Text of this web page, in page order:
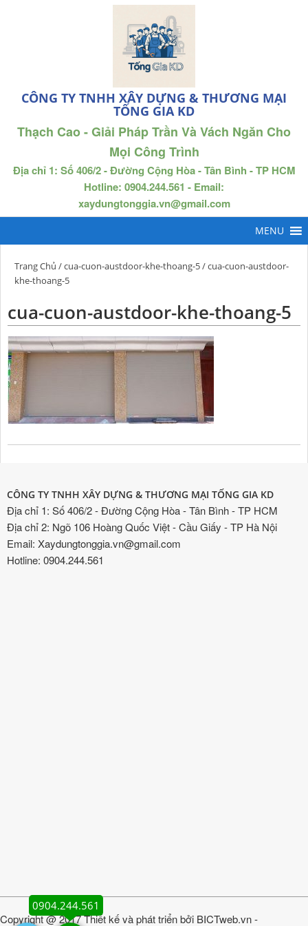
CÔNG TY TNHH XÂY DỰNG & THƯƠNG MẠI
TỐNG GIA KD
Thạch Cao - Giải Pháp Trần Và Vách Ngăn Cho
Mọi Công Trình
Địa chỉ 1: Số 406/2 - Đường Cộng Hòa - Tân Bình - TP HCM
Hotline: 0904.244.561 - Email:
xaydungtonggia.vn@gmail.com
Trang Chủ /cua-cuon-austdoor-khe-thoang-5/ cua-cuon-austdoor-
khe-thoang-5
cua-cuon-austdoor-khe-thoang-5
CÔNG TY TNHH XÂY DỰNG & THƯƠNG MẠI TỐNG GIA KD
Địa chỉ 1: Số 406/2 - Đường Cộng Hòa - Tân Bình - TP HCM
Địa chỉ 2: Ngõ 106 Hoàng Quốc Việt - Cầu Giấy - TP Hà Nội
Email: Xaydungtonggia.vn@gmail.com
Hotline: 0904.244.561
Copyright @ 2017 Thiết kế và phát triển bởi BICTweb.vn-
0904.244.561